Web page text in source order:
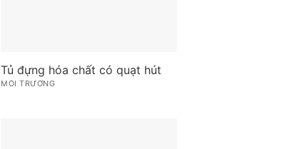
Tủ đựng hóa chất có quạt hút
MÔI TRƯỜNG